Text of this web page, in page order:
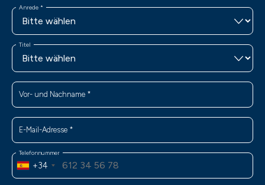
Anrede *
Titel
Vor- und Nachname *
E-Mail-Adresse *
Telefonnummer
+34